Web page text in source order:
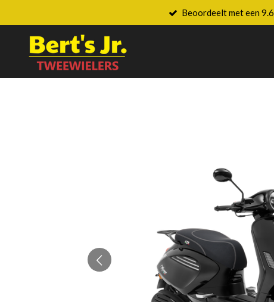
hoofdinhoud
Beoordeelt met een 9.6